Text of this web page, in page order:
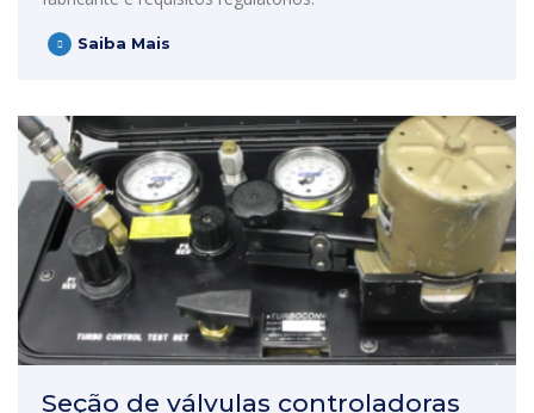
Saiba Mais
Seção de válvulas controladoras